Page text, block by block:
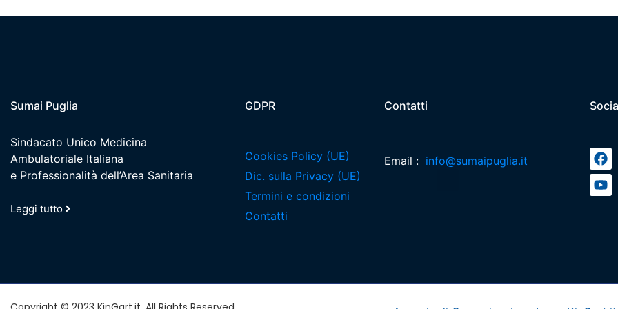
Sumai Puglia
Sindacato Unico Medicina
Ambulatoriale Italiana
e Professionalità dell’Area Sanitaria
Leggi tutto
GDPR
Cookies Policy (UE)
Dic. sulla Privacy (UE)
Termini e condizioni
Contatti
Contatti
Email : info@sumaipuglia.it